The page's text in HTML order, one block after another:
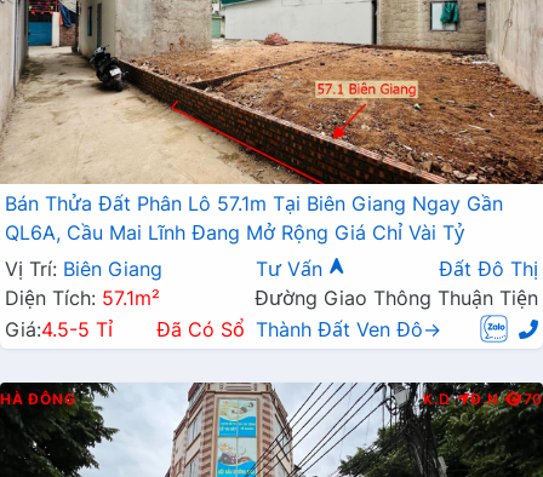
Bán Thửa Đất Phân Lô 57.1m Tại Biên Giang Ngay Gần
QL6A, Cầu Mai Lĩnh Đang Mở Rộng Giá Chỉ Vài Tỷ
Vị Trí: Biên Giang Tư Vấn
Đất Đô Thị
Diện Tích: 57.1m²
Đường Giao Thông Thuận Tiện
Giá:4.5-5 Tỉ Đã Có Sổ Thành Đất Ven Đô→
HÀ ĐÔNG K.D Đ.N 70